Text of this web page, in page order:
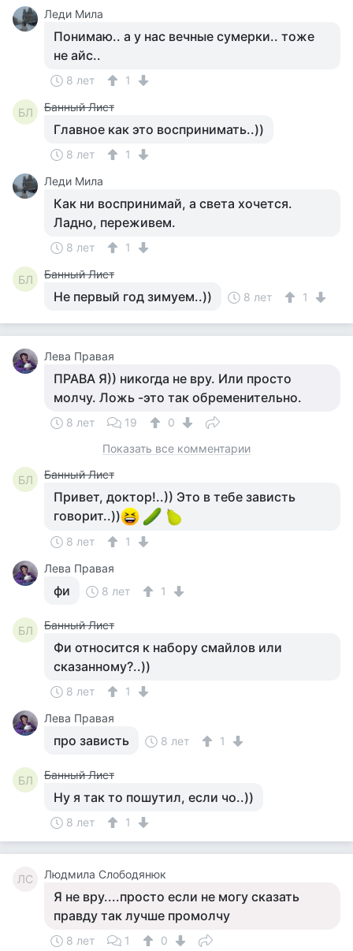
Леди Мила
Понимаю.. а у нас вечные сумерки.. тоже
не айс..
8 лет 1
БЛ Банный Лист
Главное как это воспринимать..))
8 лет
1
Леди Мила
Как ни воспринимай, а света хочется.
Ладно, переживем.
8 лет 1
БЛ Банный Лист
Не первый год зимуем..)) 8 лет 1
Лева Правая
ПРАВА Я)) никогда не вру. Или просто
молчу. Ложь -это так обременительно.
8 лет 19
0
Показать все комментарии
БЛ Банный Лист
Привет, доктор!..)) Это в тебе зависть
говорит..))
8 лет
1
Лева Правая
фи 8 лет 1
БЛ Банный Лист
Фи относится к набору смайлов или
сказанному?..))
8 лет
1
Лева Правая
про зависть 8 лет 1
БЛ Банный Лист
Ну я так то пошутил, если чо..))
8 лет 1
ЛС Людмила Слободянюк
Я не вру....просто если не могу сказать
правду так лучше промолчу
8 лет 1 0